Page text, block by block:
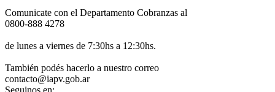
Comunicate con el Departamento Cobranzas al
0800-888 4278
de lunes a viernes de 7:30hs a 12:30hs.
También podés hacerlo a nuestro correo
contacto@iapv.gob.ar